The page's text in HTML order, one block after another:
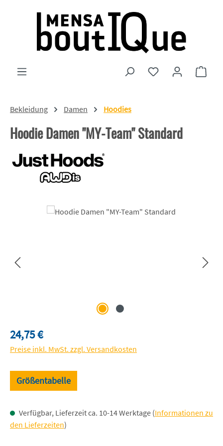
Zum Hauptinhalt springen
Du hast 0
Bekleidung Damen Hoodies
Hoodie Damen "MY-Team" Standard
Bildergalerie überspringen
Regulärer Preis:
24,75 €
Preise inkl. MwSt. zzgl. Versandkosten
Größentabelle
Verfügbar, Lieferzeit ca. 10-14 Werktage (Informationen zu
den Lieferzeiten)